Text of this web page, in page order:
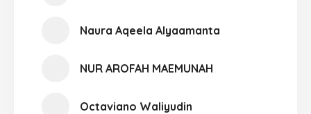
Naura Aqeela Alyaamanta
NUR AROFAH MAEMUNAH
Octaviano Waliyudin